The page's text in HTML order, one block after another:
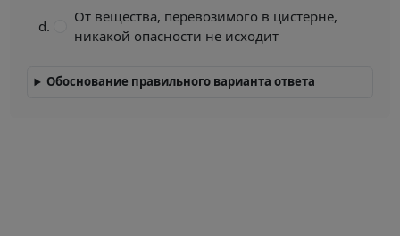
От вещества, перевозимого в цистерне,
никакой опасности не исходит
Обоснование правильного варианта ответа